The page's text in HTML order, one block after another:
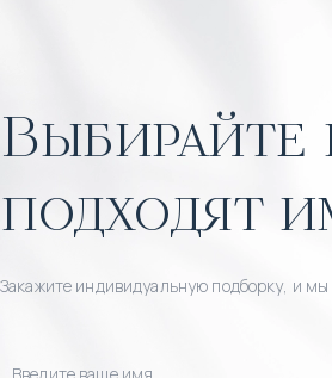
Выбирайте
подходят
Закажите индивидуальную подборку, и